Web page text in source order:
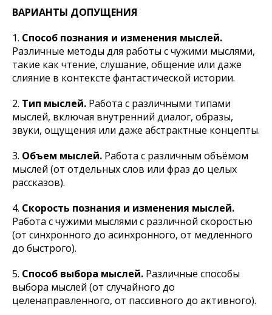
ВАРИАНТЫ ДОПУЩЕНИЯ
1. Способ познания и изменения мыслей.
Различные методы для работы с чужими мыслями,
такие как чтение, слушание, общение или даже
слияние в контексте фантастической истории.
2. Тип мыслей. Работа с различными типами
мыслей, включая внутренний диалог, образы,
звуки, ощущения или даже абстрактные концепты.
3. Объем мыслей. Работа с различным объёмом
мыслей (от отдельных слов или фраз до целых
рассказов).
4. Скорость познания и изменения мыслей.
Работа с чужими мыслями с различной скоростью
(от синхронного до асинхронного, от медленного
до быстрого).
5. Способ выбора мыслей. Различные способы
выбора мыслей (от случайного до
целенаправленного, от пассивного до активного).